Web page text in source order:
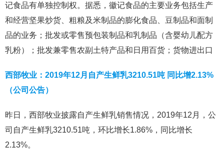
记食品有单独控制权。据悉，徽记食品的主要业务包括生产
和经营坚果炒货、粗粮及米制品的膨化食品、豆制品和面制
品的业务；批发或零售预包装制品和乳制品（含婴幼儿配方
乳粉）；批发兼零售农副土特产品和日用百货；货物进出口
西部牧业：2019年12月自产生鲜乳3210.51吨 同比增2.13%
（公司公告）
昨日，西部牧业披露自产生鲜乳销售情况，2019年12月，公
司自产生鲜乳3210.51吨，环比增长1.86%，同比增长
2.13%。